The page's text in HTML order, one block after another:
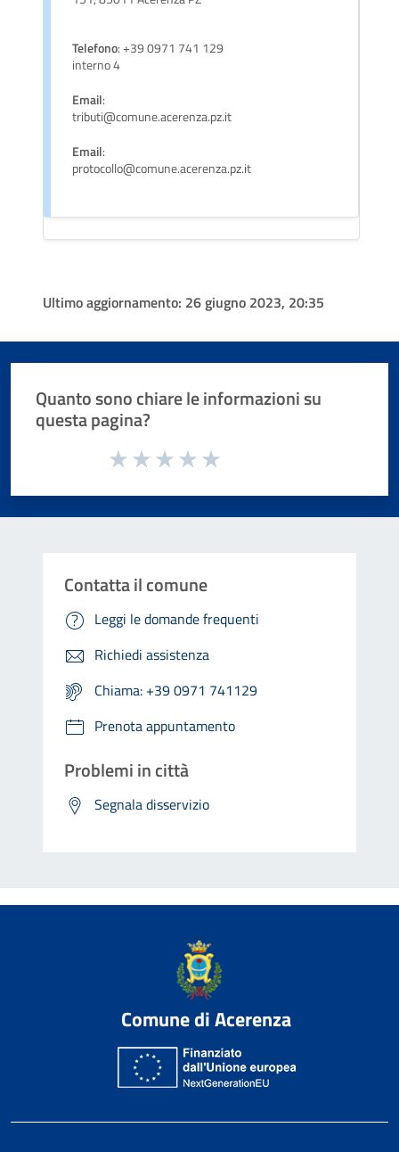
Telefono: +39 0971 741 129
interno 4
Email:
tributi@comune.acerenza.pz.it
Email:
protocollo@comune.acerenza.pz.it
Ultimo aggiornamento: 26 giugno 2023, 20:35
Quanto sono chiare le informazioni su
questa pagina?
Valuta da 1 a 5 stelle la pagina
Contatta il comune
Leggi le domande frequenti
Richiedi assistenza
Chiama: +39 0971 741129
Prenota appuntamento
Problemi in città
Segnala disservizio
Comune di Acerenza